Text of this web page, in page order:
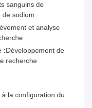
sanguins de
de sodium
et analyse
:Développement de
recherche
la configuration du